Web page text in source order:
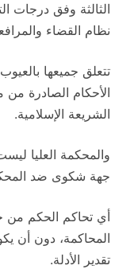
الثالثة وفق درجات
نظام القضاء
تتعلق جميعها
الأحكام الصادرة
الشريعة الإسلامية.
والمحكمة العليا
جهة شكوى ضد
أي تحاكم الحكم من
المحاكمة، دون أن
تقدير الأدلة.